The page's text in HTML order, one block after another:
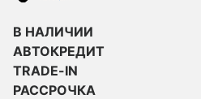
В НАЛИЧИИ
АВТОКРЕДИТ
TRADE-IN
РАССРОЧКА